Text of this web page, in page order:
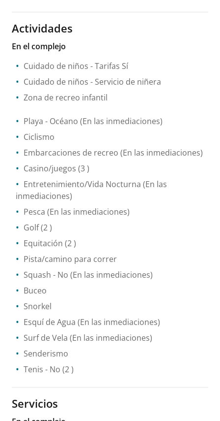
Actividades
En el complejo
Cuidado de niños - Tarifas Sí
Cuidado de niños - Servicio de niñera
Zona de recreo infantil
Playa - Océano (En las inmediaciones)
Ciclismo
Embarcaciones de recreo (En las inmediaciones)
Casino/juegos (3 )
Entretenimiento/Vida Nocturna (En las
inmediaciones)
Pesca (En las inmediaciones)
Golf(2 )
Equitación (2 )
Pista/camino para correr
Squash - No (En las inmediaciones)
Buceo
Snorkel
Esquí de Agua (En las inmediaciones)
Surf de Vela (En las inmediaciones)
Senderismo
Tenis - No (2 )
Servicios